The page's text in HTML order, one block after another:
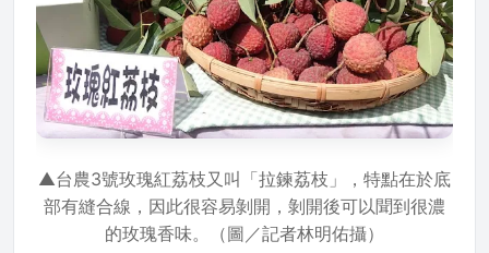
▲台農3號玫瑰紅荔枝又叫「拉鍊荔枝」，特點在於底
部有縫合線，因此很容易剝開，剝開後可以聞到很濃
的玫瑰香味。（圖／記者林明佑攝）